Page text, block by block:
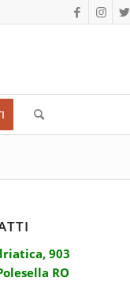
903
RO